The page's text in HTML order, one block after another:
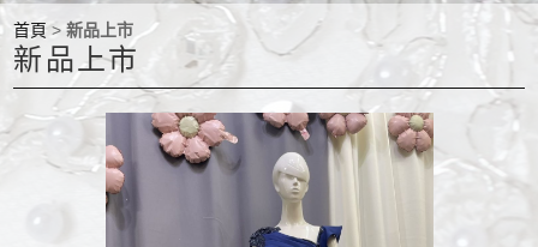
首頁>新品上市
新品上市